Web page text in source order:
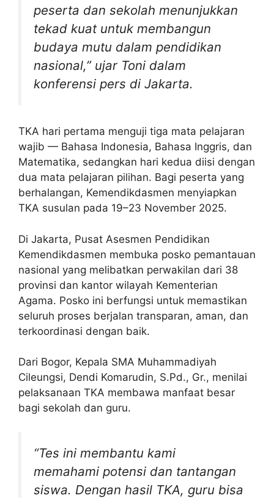
peserta dan sekolah menunjukkan
tekad kuat untuk membangun
budaya mutu dalam pendidikan
nasional,” ujar Toni dalam
konferensi pers di Jakarta.
TKA hari pertama menguji tiga mata pelajaran
wajib — Bahasa Indonesia, Bahasa Inggris, dan
Matematika, sedangkan hari kedua diisi dengan
dua mata pelajaran pilihan. Bagi peserta yang
berhalangan, Kemendikdasmen menyiapkan
TKA susulan pada 19–23 November 2025.
Di Jakarta, Pusat Asesmen Pendidikan
Kemendikdasmen membuka posko pemantauan
nasional yang melibatkan perwakilan dari 38
provinsi dan kantor wilayah Kementerian
Agama. Posko ini berfungsi untuk memastikan
seluruh proses berjalan transparan, aman, dan
terkoordinasi dengan baik.
Dari Bogor, Kepala SMA Muhammadiyah
Cileungsi, Dendi Komarudin, S.Pd., Gr., menilai
pelaksanaan TKA membawa manfaat besar
bagi sekolah dan guru.
“Tes ini membantu kami
memahami potensi dan tantangan
siswa. Dengan hasil TKA, guru bisa